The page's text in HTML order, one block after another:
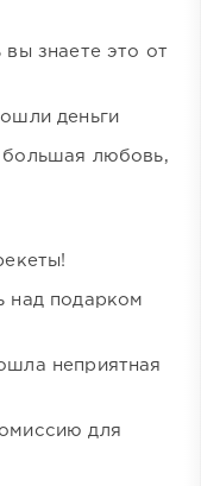
знаете это от
деньги
любовь,
над подарком
неприятная
для